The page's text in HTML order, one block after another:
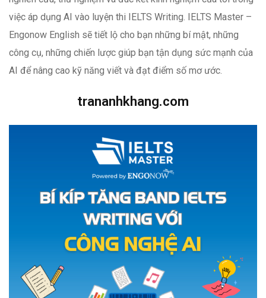
việc áp dụng AI vào luyện thi IELTS Writing. IELTS Master –
Engonow English sẽ tiết lộ cho bạn những bí mật, những
công cụ, những chiến lược giúp bạn tận dụng sức mạnh của
AI để nâng cao kỹ năng viết và đạt điểm số mơ ước.
trananhkhang.com